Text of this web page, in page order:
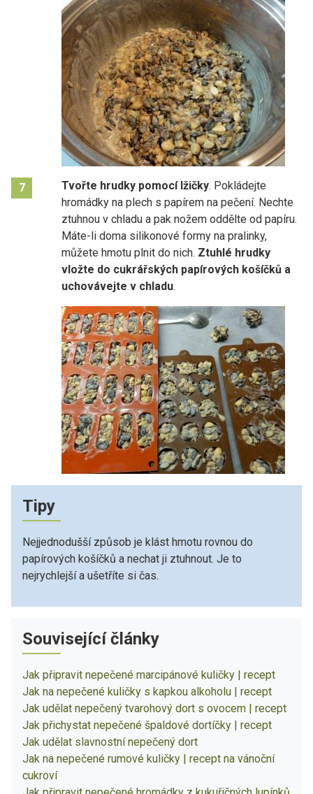
7 Tvořte hrudky pomocí lžičky. Pokládejte
hromádky na plech s papírem na pečení. Nechte
ztuhnou v chladu a pak nožem oddělte od papíru.
Máte-li doma silikonové formy na pralinky,
můžete hmotu plnit do nich. Ztuhlé hrudky
vložte do cukrářských papírových košíčků a
uchovávejte v chladu.
Tipy
Nejjednodušší způsob je klást hmotu rovnou do
papírových košíčků a nechat ji ztuhnout. Je to
nejrychlejší a ušetříte si čas.
Související články
Jak připravit nepečené marcipánové kuličky | recept
Jak na nepečené kuličky s kapkou alkoholu | recept
Jak udělat nepečený tvarohový dort s ovocem | recept
Jak přichystat nepečené špaldové dortíčky | recept
Jak udělat slavnostní nepečený dort
Jak na nepečené rumové kuličky | recept na vánoční
cukroví